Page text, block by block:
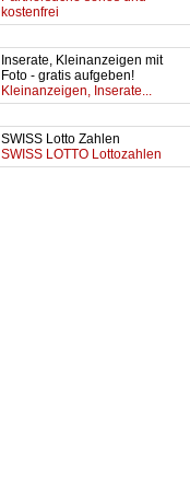
kostenfrei
Inserate, Kleinanzeigen mit
Foto - gratis aufgeben!
Kleinanzeigen, Inserate...
SWISS Lotto Zahlen
SWISS LOTTO Lottozahlen